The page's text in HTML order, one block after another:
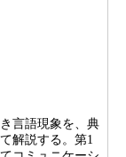
言語現象を、典
解説する。第1